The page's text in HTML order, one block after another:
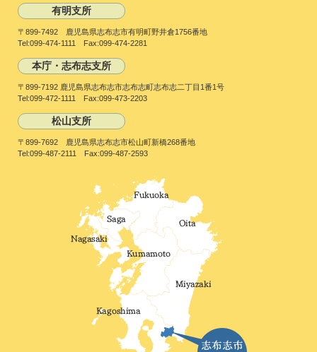
有明支所
〒899-7492 鹿児島県志布志市有明町野井倉1756番地
Tel:099-474-1111 Fax:099-474-2281
本庁・志布志支所
〒899-7192 鹿児島県志布志市志布志町志布志二丁目1番1号
Tel:099-472-1111 Fax:099-473-2203
松山支所
〒899-7692 鹿児島県志布志市松山町新橋268番地
Tel:099-487-2111 Fax:099-487-2593